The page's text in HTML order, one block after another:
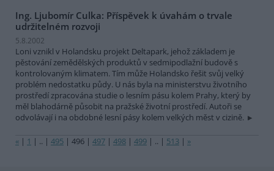
Ing. Ljubomír Culka: Příspěvek k úvahám o trvale
udržitelném rozvoji
5.8.2002
Loni vznikl v Holandsku projekt Deltapark, jehož základem je
pěstování zemědělských produktů v sedmipodlažní budově s
kontrolovaným klimatem. Tím může Holandsko řešit svůj velký
problém nedostatku půdy. U nás byla na ministerstvu životního
prostředí zpracována studie o lesním pásu kolem Prahy, který by
měl blahodárně působit na pražské životní prostředí. Autoři se
odvolávají i na obdobné lesní pásy kolem velkých měst v cizině.
« | 1 | .. | 495 | 496 | 497 | 498 | 499 | .. | 513 | »